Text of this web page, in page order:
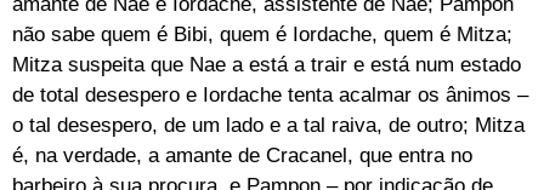
não sabe quem é Bibi, quem é Iordache, quem é Mitza;
Mitza suspeita que Nae a está a trair e está num estado
de total desespero e Iordache tenta acalmar os ânimos –
o tal desespero, de um lado e a tal raiva, de outro; Mitza
é, na verdade, a amante de Cracanel, que entra no